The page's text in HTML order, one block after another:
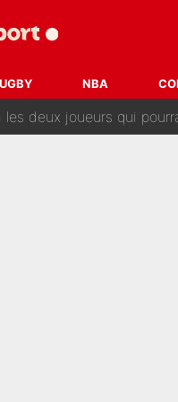
NBA
le vestiaire de
pour la suite du
deux joueurs qui